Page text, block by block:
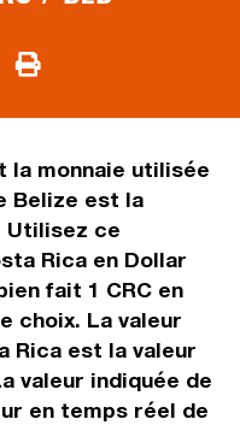
la monnaie utilisée
Belize est la
Utilisez ce
Rica en Dollar
fait 1 CRC en
choix. La valeur
Rica est la valeur
valeur indiquée de
en temps réel de